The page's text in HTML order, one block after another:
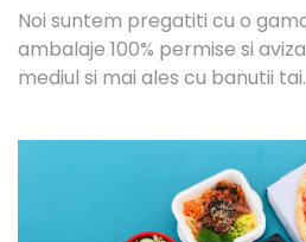
Noi suntem pregatiti cu o
ambalaje 100% permise si
mediul si mai ales cu banutii tai.